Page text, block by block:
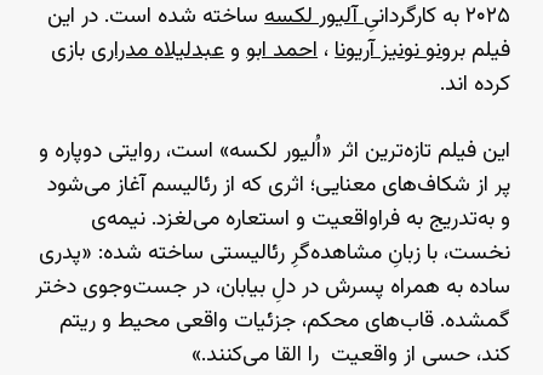
۲۰۲۵ به کارگردانیِ
آلیور لکسهساخته شده است. در این
فیلمبرونو نونیز آریونا،احمد ابووعبدلیلاه مدراری بازی
کرده اند.
این فیلم تازه‌ترین اثر «اُلیور لکسه» است، روایتی دوپاره و
پر از شکاف‌های معنایی؛ اثری که از رئالیسم آغاز می‌شود
و به‌تدریج به فراواقعیت و استعاره می‌لغزد. نیمه‌ی
نخست، با زبانِ مشاهده‌گرِ رئالیستی ساخته شده: «پدری
ساده به همراه پسرش در دلِ بیابان، در جست‌وجوی دختر
گمشده. قاب‌های محکم، جزئیات واقعی محیط و ریتم
کند، حسی از واقعیت را القا می‌کنند.»